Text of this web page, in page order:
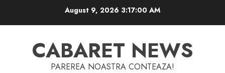
August 9, 2026 3:17:00 AM
CABARET NEWS
PAREREA NOASTRA CONTEAZA!